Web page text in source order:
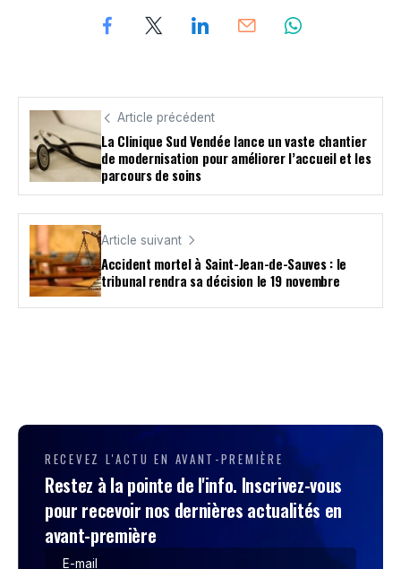
Article précédent
La Clinique Sud Vendée lance un vaste chantier
de modernisation pour améliorer l’accueil et les
parcours de soins
Article suivant
Accident mortel à Saint-Jean-de-Sauves : le
tribunal rendra sa décision le 19 novembre
RECEVEZ L'ACTU EN AVANT-PREMIÈRE
Restez à la pointe de l'info. Inscrivez-vous
pour recevoir nos dernières actualités en
avant-première